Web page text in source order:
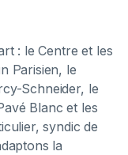
: le Centre et les
Parisien, le
Schneider, le
Blanc et les
syndic de
la